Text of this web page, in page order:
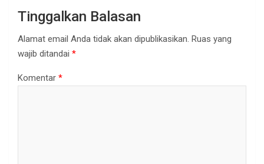
Tinggalkan Balasan
Alamat email Anda tidak akan dipublikasikan. Ruas yang
wajib ditandai *
Komentar *